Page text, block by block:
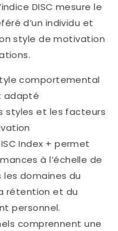
DISC mesure le
d’un individu et
style de motivation
comportemental
adapté
styles et les facteurs
Index + permet
à l’échelle de
les domaines du
rétention et du
personnel.
comprennent une